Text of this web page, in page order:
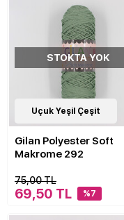
30Çeşit
STOKTA YOK
Uçuk Yeşil Çeşit
Gilan Polyester Soft
Makrome 292
75,00 TL
69,50 TL %7